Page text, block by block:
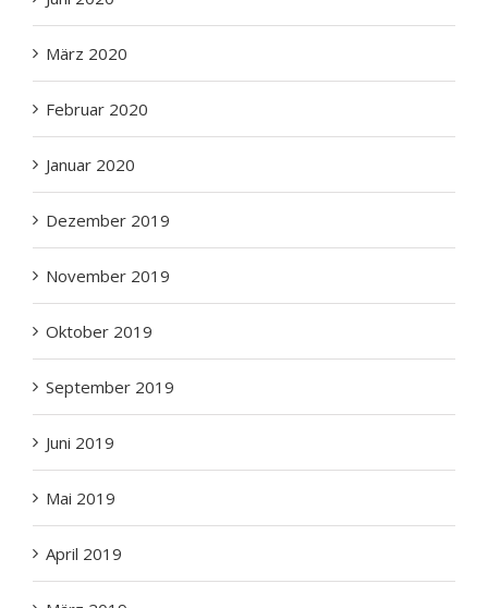
März 2020
Februar 2020
Januar 2020
Dezember 2019
November 2019
Oktober 2019
September 2019
Juni 2019
Mai 2019
April 2019
März 2019